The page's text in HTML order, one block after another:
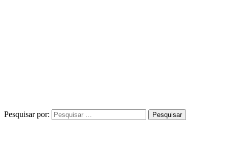
Pesquisar por: